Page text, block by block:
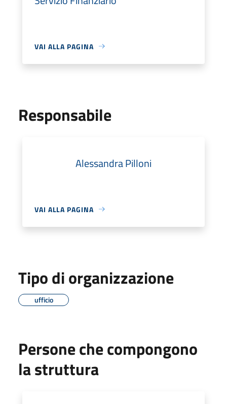
VAI ALLA PAGINA
Responsabile
Alessandra Pilloni
VAI ALLA PAGINA
Tipo di organizzazione
ufficio
Persone che compongono
la struttura